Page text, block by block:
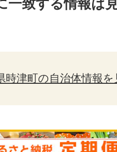
一致する情報は
時津町の自治体情報を